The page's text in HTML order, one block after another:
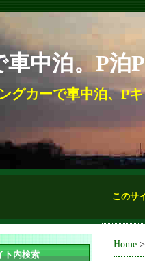
車中泊。P泊
グカーで車中泊、P
このサ
Home
ト内検索